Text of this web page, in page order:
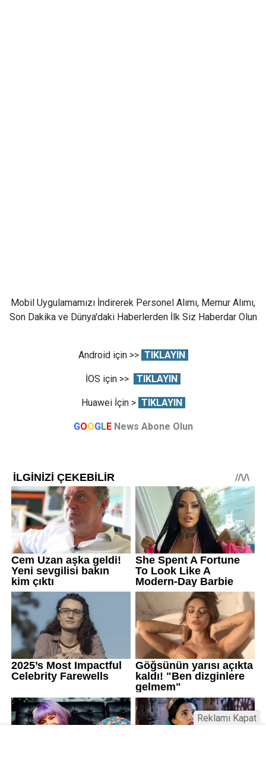
Mobil Uygulamamızı İndirerek Personel Alımı, Memur Alımı,
Son Dakika ve Dünya'daki Haberlerden İlk Siz Haberdar Olun
Android için >> TIKLAYIN
İOS için >> TIKLAYIN
Huawei İçin > TIKLAYIN
GOOGLE News Abone Olun
Reklamı Kapat